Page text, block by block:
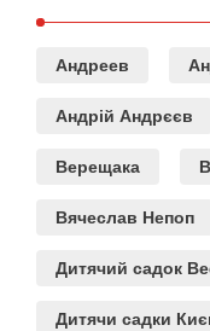
Андреев
Андрій Андрєєв
Верещака
Вячеслав Непоп
Дитячий садок
Дитячи садки